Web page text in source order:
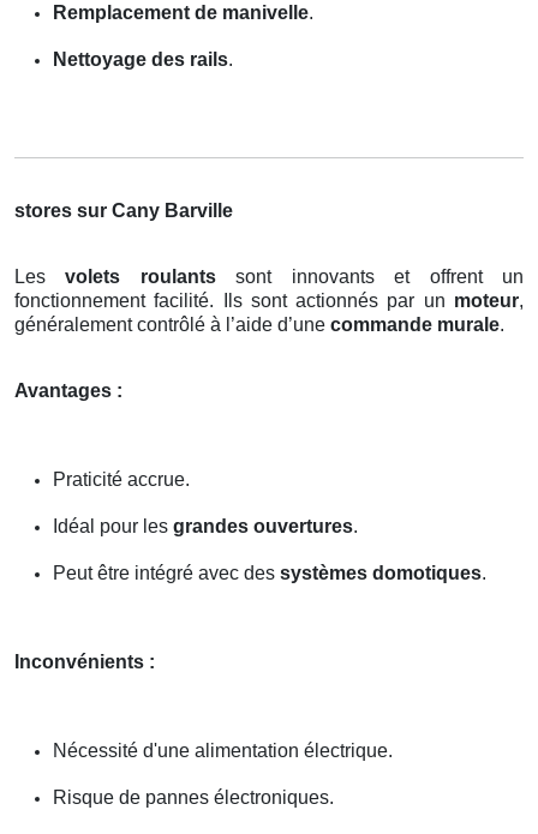
Remplacement de manivelle.
Nettoyage des rails.
stores sur Cany Barville
Lesvolets roulantssont innovants et offrent un
fonctionnement facilité. Ils sont actionnés par un moteur,
généralement contrôlé à l’aide d’une commande murale.
Avantages :
Praticité accrue.
Idéal pour les grandes ouvertures.
Peut être intégré avec des systèmes domotiques.
Inconvénients :
Nécessité d'une alimentation électrique.
Risque de pannes électroniques.